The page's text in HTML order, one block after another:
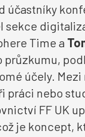
účastníky
sekce
Time a
účely.
práci nebo
FF UK
je koncept,